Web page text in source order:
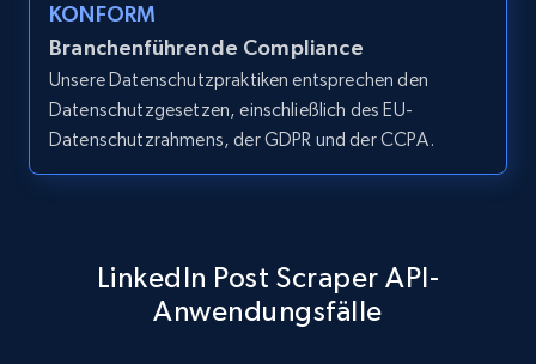
8.1K+
Youtube - Videos posts - Search videos by
Video length, Likes, Views, and more.
713+ Gratis testen
KONFORM
Branchenführende Compliance
Unsere Datenschutzpraktiken entsprechen den
Datenschutzgesetzen, einschließlich des EU-
Datenschutzrahmens, der GDPR und der CCPA.
LinkedIn Post Scraper API-
Anwendungsfälle